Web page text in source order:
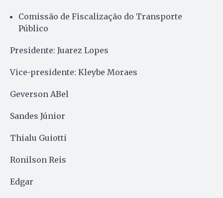
Comissão de Fiscalização do Transporte
Público
Presidente: Juarez Lopes
Vice-presidente: Kleybe Moraes
Geverson ABel
Sandes Júnior
Thialu Guiotti
Ronilson Reis
Edgar